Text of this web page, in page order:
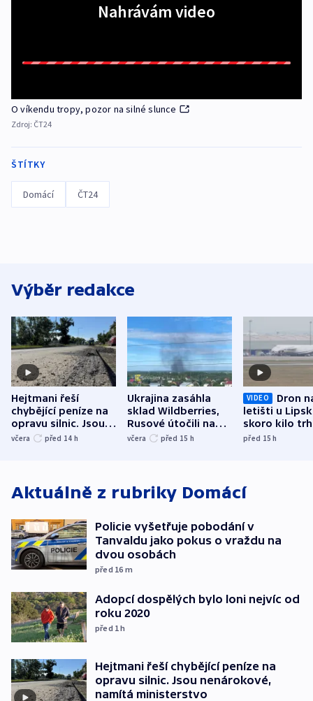
Nahrávám video
O víkendu tropy, pozor na silné slunce
Zdroj: ČT24
ŠTÍTKY
Domácí ČT24
Výběr redakce
Hejtmani řeší
chybějící peníze na
opravu silnic. Jsou
nenárokové, namítá
včera před 14 h
Ukrajina zasáhla
sklad Wildberries,
Rusové útočili na
trh, hasiče či
včera před 15 h
VIDEO
Dron
letišti u
skoro kilo
indicie
před 15h
Aktuálně z rubriky Domácí
Policie vyšetřuje pobodání v
Tanvaldu jako pokus o vraždu na
dvou osobách
před 16 m
Adopcí dospělých bylo loni nejvíc od
roku 2020
před 1h
Hejtmani řeší chybějící peníze na
opravu silnic. Jsou nenárokové,
namítá ministerstvo